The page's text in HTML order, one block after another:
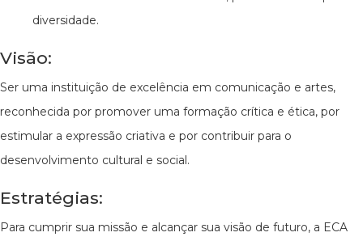
diversidade.
Visão:
Ser uma instituição de excelência em comunicação e artes,
reconhecida por promover uma formação crítica e ética, por
estimular a expressão criativa e por contribuir para o
desenvolvimento cultural e social.
Estratégias:
Para cumprir sua missão e alcançar sua visão de futuro, a ECA